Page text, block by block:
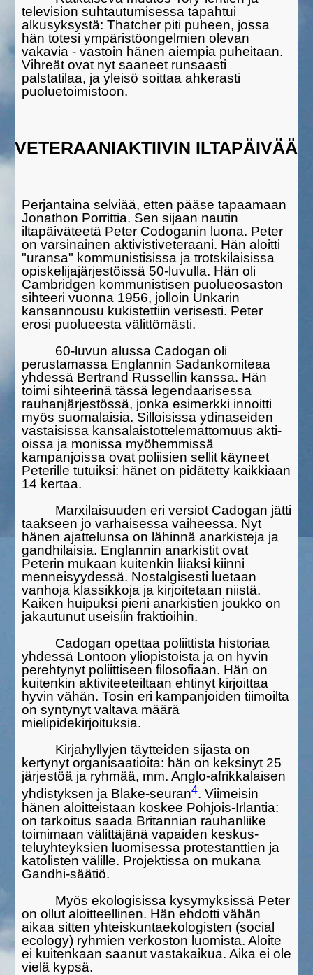
television suhtautumisessa tapahtui
alkusyksystä: Thatcher piti puheen, jossa
hän totesi ympä­ristöongelmien olevan
vakavia - vastoin hänen aiempia puheitaan.
Vihreät ovat nyt saaneet runsaasti
palstatilaa, ja yleisö soittaa ahke­rasti
puoluetoimistoon.
VETERAANIAKTIIVIN ILTAPÄIVÄÄ
Perjantaina selviää, etten pääse tapaamaan
Jonathon Porrittia. Sen sijaan nautin
iltapäiväteetä Peter Codoganin luona. Peter
on varsinai­nen aktivistiveteraani. Hän aloitti
"uransa" kommunistisissa ja trotski­laisissa
opiskelijajärjestöissä 50-luvulla. Hän oli
Cambridgen kommu­nis­tisen puolueosaston
sihteeri vuonna 1956, jolloin Unkarin
kansan­nousu kukistettiin verisesti. Peter
erosi puolueesta välittömästi.
60-luvun alussa Cadogan oli
perustamassa Englannin Sadanko­miteaa
yhdessä Bertrand Russellin kanssa. Hän
toimi sihteerinä tässä legen­daari­sessa
rauhanjärjestössä, jonka esimerkki innoitti
myös suomalai­sia. Silloisissa ydinaseiden
vastaisissa kansalaistottelematto­muus akti­
oissa ja monissa myöhemmis­sä
kampanjoissa ovat poliisien sellit käy­neet
Peterille tutuiksi: hänet on pidätetty kaikkiaan
14 kertaa.
Marxilaisuuden eri versiot Cadogan jätti
taakseen jo varhaisessa vaihees­sa. Nyt
hänen ajattelunsa on lähinnä anarkisteja ja
gandhilai­sia. Englannin anarkistit ovat
Peterin mukaan kuitenkin liiaksi kiinni
menneisyydessä. Nostalgisesti luetaan
vanhoja klassikkoja ja kirjoite­taan niistä.
Kaiken huipuksi pieni anarkistien joukko on
jakautunut useisiin fraktioihin.
Cadogan opettaa poliittista historiaa
yhdessä Lontoon yliopistois­ta ja on hyvin
perehtynyt poliittiseen filosofiaan. Hän on
kuitenkin aktiviteeteiltaan ehtinyt kirjoittaa
hyvin vähän. Tosin eri kampanjoi­den tiimoilta
on syntynyt valtava määrä
mielipidekirjoituksia.
Kirjahyllyjen täytteiden sijasta on
kertynyt organisaatioita: hän on keksinyt 25
järjestöä ja ryhmää, mm. Anglo-afrikkalaisen
yhdistyk­sen ja Blake-seuran4. Viimeisin
hänen aloitteistaan koskee Pohjois-Irlantia:
on tarkoitus saada Britan­nian rauhanliike
toimimaan välittäjä­nä vapai­den keskus­
teluyhteyksien luomisessa protestanttien ja
katolis­ten välille. Projek­tissa on mukana
Gandhi-säätiö.
Myös ekologisissa kysymyksissä Peter
on ollut aloitteellinen. Hän ehdotti vähän
aikaa sitten yhteiskuntaekologisten (social
ecology) ryhmi­en verkoston luomista. Aloite
ei kuitenkaan saanut vasta­kaikua. Aika ei ole
vielä kypsä.